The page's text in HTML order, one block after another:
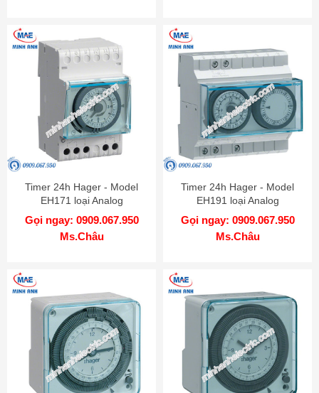
Timer 24h Hager - Model
EH171 loại Analog
Gọi ngay: 0909.067.950
Ms.Châu
Timer 24h Hager - Model
EH191 loại Analog
Gọi ngay: 0909.067.950
Ms.Châu